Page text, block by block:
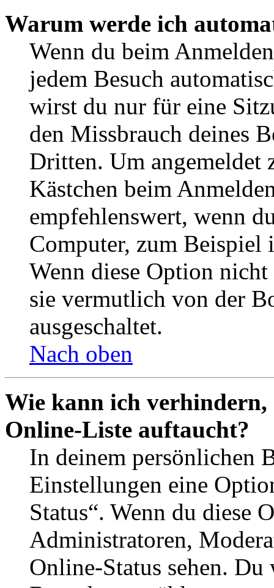
Warum werde ich
Wenn du beim
jedem Besuch
wirst du nur für eine
den Missbrauch deines
Dritten. Um angemeldet
Kästchen beim
empfehlenswert, wenn
Computer, zum Beispiel
Wenn diese Option
sie vermutlich von der
ausgeschaltet.
Nach oben
Wie kann ich verhindern,
Online-Liste auftaucht?
In deinem persönlichen
Einstellungen eine
Status“. Wenn du diese
Administratoren,
Online-Status sehen.